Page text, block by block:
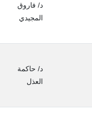
د/ فاروق
المجيدي
د/ حاكمة
العذل